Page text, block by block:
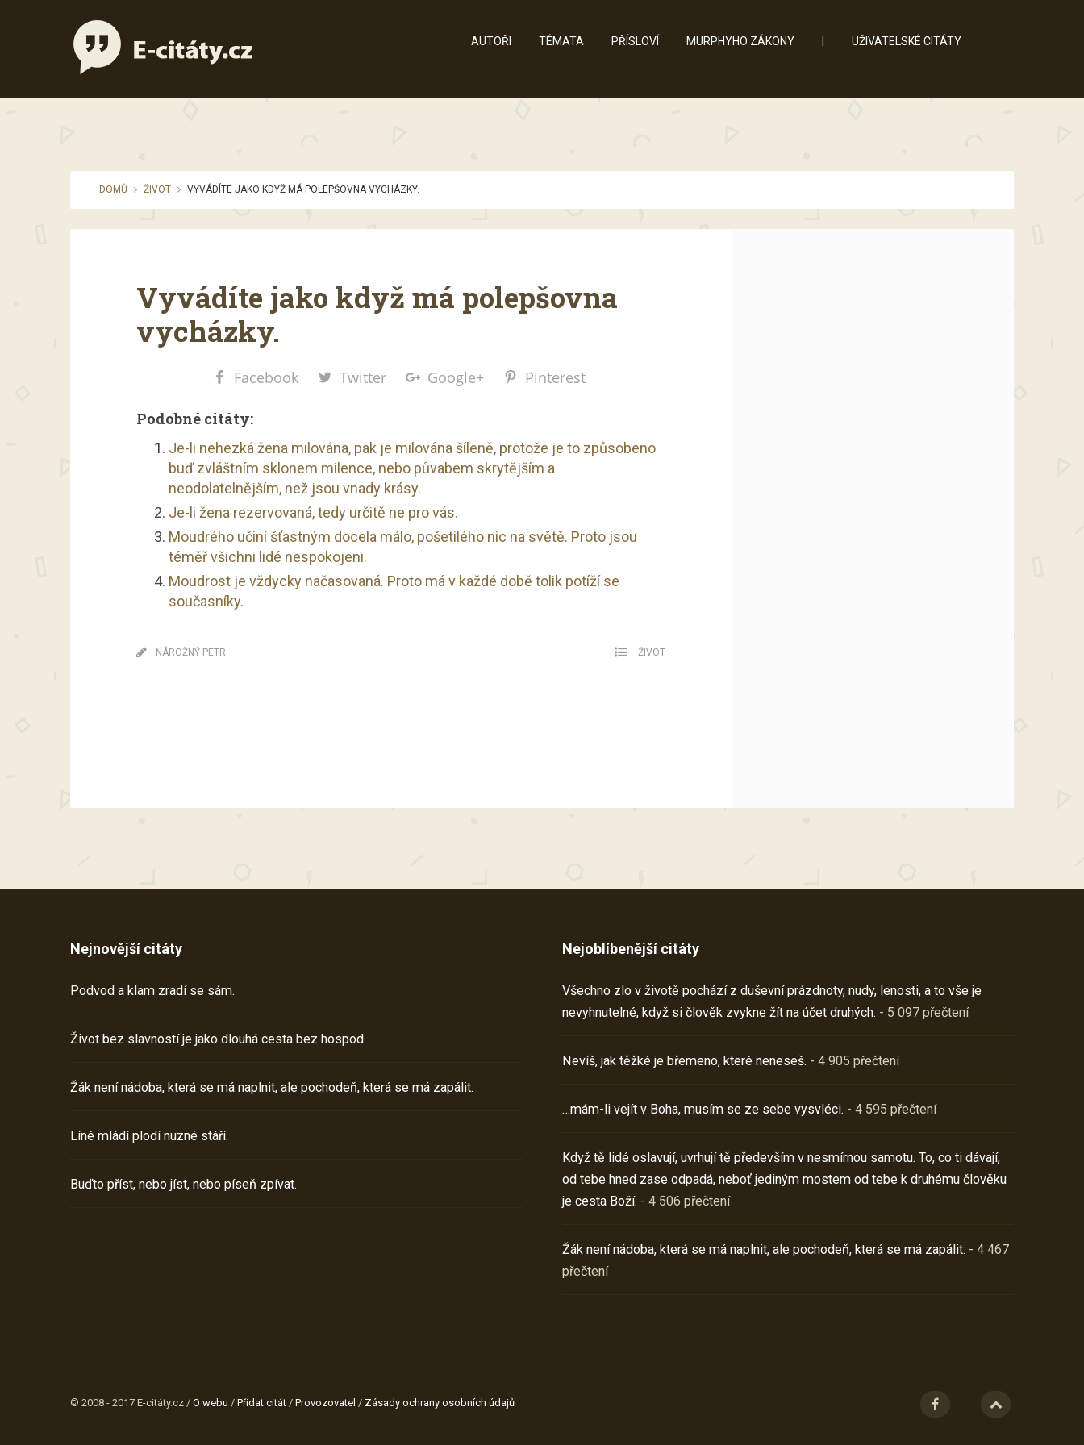
AUTOŘI TÉMATA PŘÍSLOVÍ MURPHYHO ZÁKONY UŽIVATELSKÉ CITÁTY
DOMŮ ŽIVOT VYVÁDÍTE JAKO KDYŽ MÁ POLEPŠOVNA VYCHÁZKY.
Vyvádíte jako když má polepšovna
vycházky.
Facebook Twitter Google+ Pinterest
Podobné citáty:
Je-li nehezká žena milována, pak je milována šíleně, protože je to způsobeno
buď zvláštním sklonem milence, nebo půvabem skrytějším a
neodolatelnějším, než jsou vnady krásy.
Je-li žena rezervovaná, tedy určitě ne pro vás.
Moudrého učiní šťastným docela málo, pošetilého nic na světě. Proto jsou
téměř všichni lidé nespokojeni.
Moudrost je vždycky načasovaná. Proto má v každé době tolik potíží se
současníky.
NÁROŽNÝ PETR ŽIVOT
Nejnovější citáty
Podvod a klam zradí se sám.
Život bez slavností je jako dlouhá cesta bez hospod.
Žák není nádoba, která se má naplnit, ale pochodeň, která se má zapálit.
Líné mládí plodí nuzné stáří.
Buďto příst, nebo jíst, nebo píseň zpívat.
Nejoblíbenější citáty
Všechno zlo v životě pochází z duševní prázdnoty, nudy, lenosti, a to vše je
nevyhnutelné, když si člověk zvykne žít na účet druhých. - 5 097 přečtení
Nevíš, jak těžké je břemeno, které neneseš. - 4 905 přečtení
…mám-li vejít v Boha, musím se ze sebe vysvléci. - 4 595 přečtení
Když tě lidé oslavují, uvrhují tě především v nesmírnou samotu. To, co ti dávají,
od tebe hned zase odpadá, neboť jediným mostem od tebe k druhému člověku
je cesta Boží. - 4 506 přečtení
Žák není nádoba, která se má naplnit, ale pochodeň, která se má zapálit. - 4 467
přečtení
© 2008 - 2017 E-citáty.cz / O webu / Přidat citát / Provozovatel / Zásady ochrany osobních údajů